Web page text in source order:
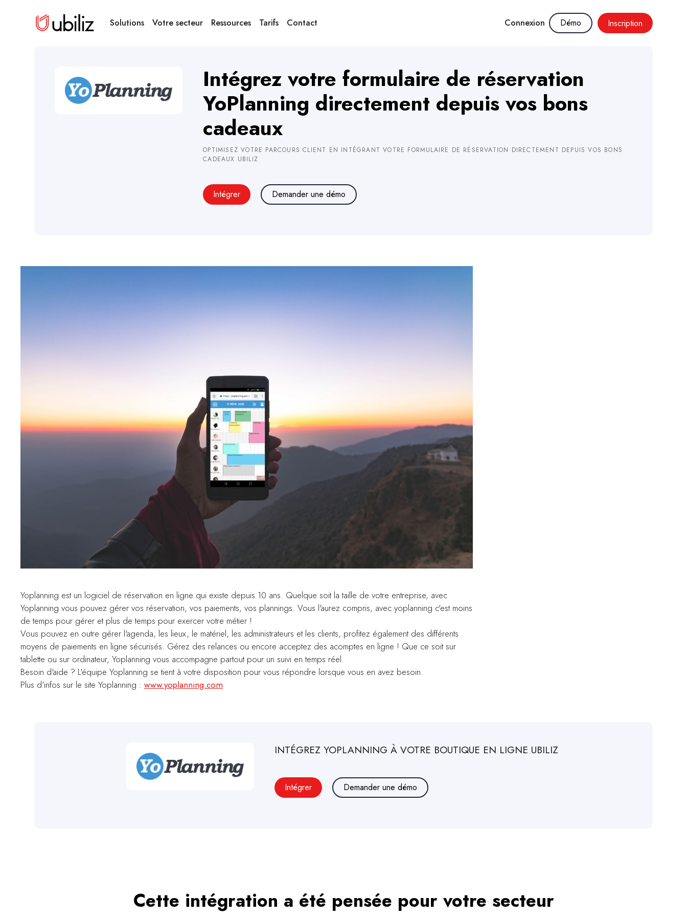
Solutions Votre secteur Ressources Tarifs Contact Connexion Démo Inscription
Intégrez votre formulaire de réservation
YoPlanning directement depuis vos bons
cadeaux
OPTIMISEZ VOTRE PARCOURS CLIENT EN INTÉGRANT VOTRE FORMULAIRE DE RÉSERVATION DIRECTEMENT DEPUIS VOS BONS
CADEAUX UBILIZ
Intégrer Demander une démo
Yoplanning est un logiciel de réservation en ligne qui existe depuis 10 ans. Quelque soit la taille de votre entreprise, avec
Yoplanning vous pouvez gérer vos réservation, vos paiements, vos plannings. Vous l'aurez compris, avec yoplanning c'est moins
de temps pour gérer et plus de temps pour exercer votre métier !
Vous pouvez en outre gérer l'agenda, les lieux, le matériel, les administrateurs et les clients, profitez également des différents
moyens de paiements en ligne sécurisés. Gérez des relances ou encore acceptez des acomptes en ligne ! Que ce soit sur
tablette ou sur ordinateur, Yoplanning vous accompagne partout pour un suivi en temps réel.
Besoin d'aide ? L'équipe Yoplanning se tient à votre disposition pour vous répondre lorsque vous en avez besoin.
Plus d'infos sur le site Yoplanning : www.yoplanning.com
INTÉGREZ YOPLANNING À VOTRE BOUTIQUE EN LIGNE UBILIZ
Intégrer Demander une démo
Cette intégration a été pensée pour votre secteur